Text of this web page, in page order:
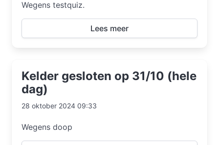
Wegens testquiz.
Lees meer
Kelder gesloten op 31/10 (hele
dag)
28 oktober 2024 09:33
Wegens doop